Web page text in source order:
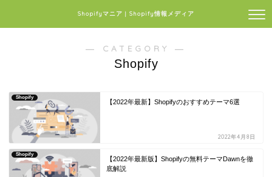
Shopifyマニア | Shopify情報メディア
― CATEGORY ―
Shopify
Shopify
【2022年最新】Shopifyのおすすめテーマ6選
2022年4月8日
Shopify
【2022年最新版】Shopifyの無料テーマDawnを徹
底解説